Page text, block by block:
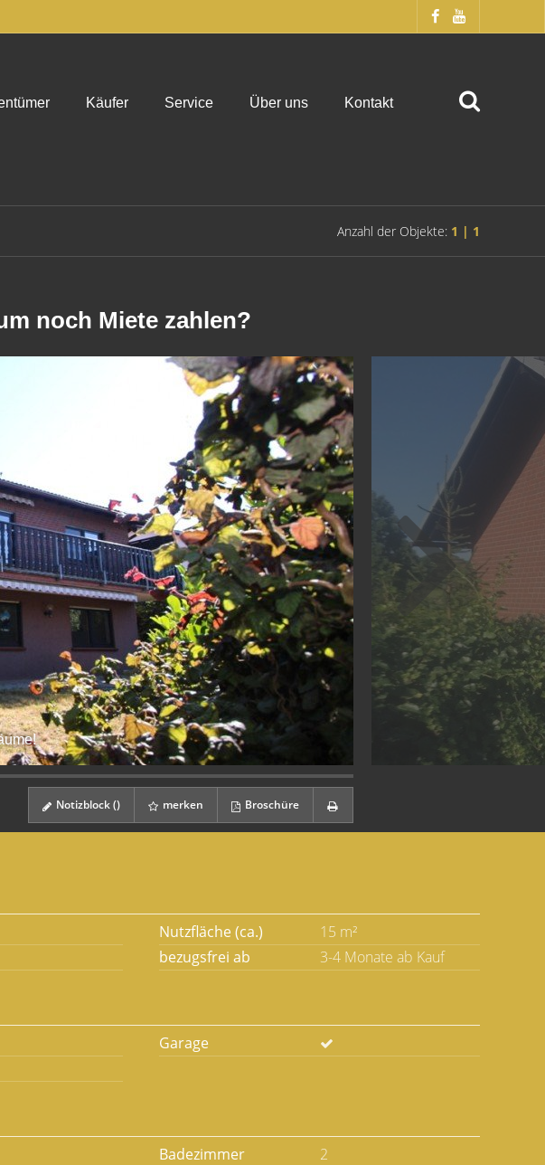
Käufer Service Über uns Kontakt
Anzahl der Objekte: 1 | 1
noch Miete zahlen?
Notizblock () merken Broschüre
Nutzfläche (ca.)
15 m²
bezugsfrei ab 3-4 Monate ab Kauf
Garage
Badezimmer
2